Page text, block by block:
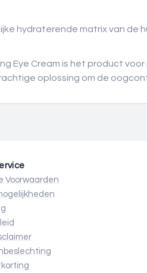
hydraterende matrix van de
Eye Cream is het product
oplossing om de
Voorwaarden